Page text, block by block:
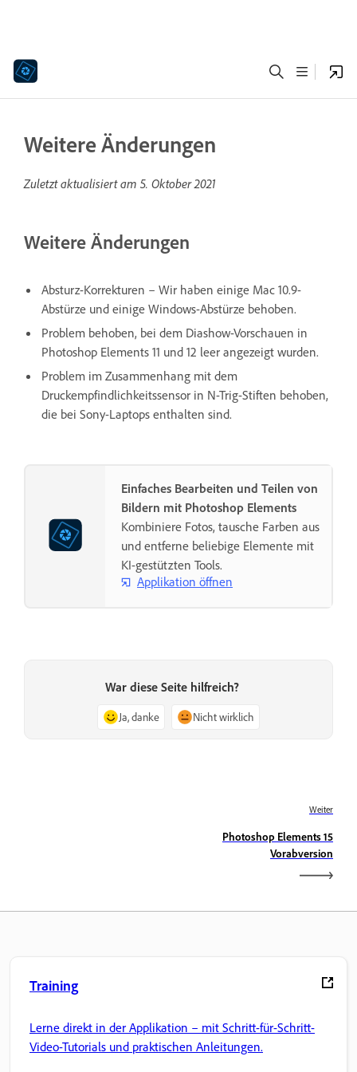
Weitere Änderungen
Zuletzt aktualisiert am 5. Oktober 2021
Weitere Änderungen
Absturz-Korrekturen – Wir haben einige Mac 10.9-
Abstürze und einige Windows-Abstürze behoben.
Problem behoben, bei dem Diashow-Vorschauen in
Photoshop Elements 11 und 12 leer angezeigt wurden.
Problem im Zusammenhang mit dem
Druckempfindlichkeitssensor in N-Trig-Stiften behoben,
die bei Sony-Laptops enthalten sind.
Einfaches Bearbeiten und Teilen von
Bildern mit Photoshop Elements
Kombiniere Fotos, tausche Farben aus
und entferne beliebige Elemente mit
KI-gestützten Tools.
Applikation öffnen
War diese Seite hilfreich?
Ja, danke Nicht wirklich
Weiter
Photoshop Elements 15
Vorabversion
Training
Lerne direkt in der Applikation – mit Schritt-für-Schritt-
Video-Tutorials und praktischen Anleitungen.